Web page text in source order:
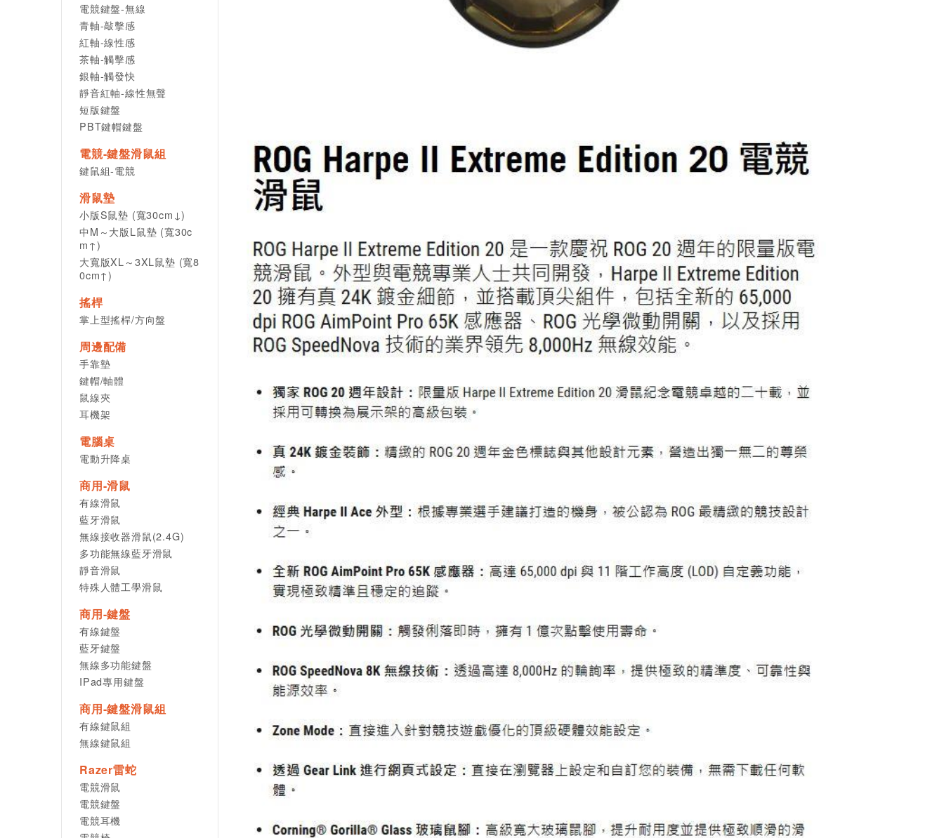
電競鍵盤-無線
青軸-敲擊感
紅軸-線性感
茶軸-觸擊感
銀軸-觸發快
靜音紅軸-線性無聲
短版鍵盤
PBT鍵帽鍵盤
電競-鍵盤滑鼠組
鍵鼠組-電競
滑鼠墊
小版S鼠墊 (寬30cm↓)
中M～大版L鼠墊 (寬30c
m↑)
大寬版XL～3XL鼠墊 (寬8
0cm↑)
搖桿
掌上型搖桿/方向盤
周邊配備
手靠墊
鍵帽/軸體
鼠線夾
耳機架
電腦桌
電動升降桌
商用-滑鼠
有線滑鼠
藍牙滑鼠
無線接收器滑鼠(2.4G)
多功能無線藍牙滑鼠
靜音滑鼠
特殊人體工學滑鼠
商用-鍵盤
有線鍵盤
藍牙鍵盤
無線多功能鍵盤
IPad專用鍵盤
商用-鍵盤滑鼠組
有線鍵鼠組
無線鍵鼠組
Razer雷蛇
電競滑鼠
電競鍵盤
電競耳機